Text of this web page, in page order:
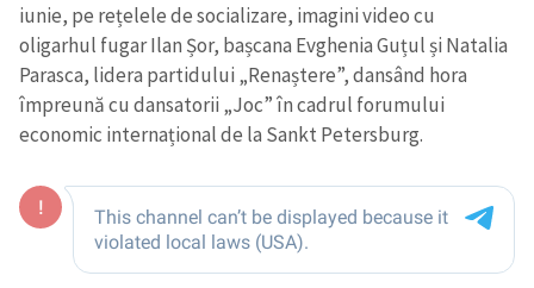
iunie, pe rețelele de socializare, imagini video cu
oligarhul fugar Ilan Șor, bașcana Evghenia Guțul și Natalia
Parasca, lidera partidului „Renaștere”, dansând hora
împreună cu dansatorii „Joc” în cadrul forumului
economic internațional de la Sankt Petersburg.